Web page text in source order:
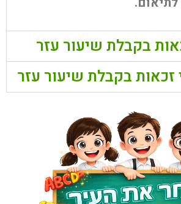
בקבלת שיעור עזר
זכאות בקבלת שיעור עזר